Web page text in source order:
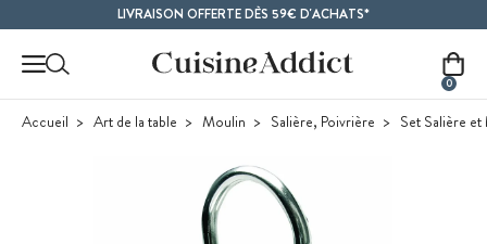
LIVRAISON OFFERTE DÈS 59€ D'ACHATS*
0
Accueil Art de la table Moulin Salière, Poivrière Set Salière et